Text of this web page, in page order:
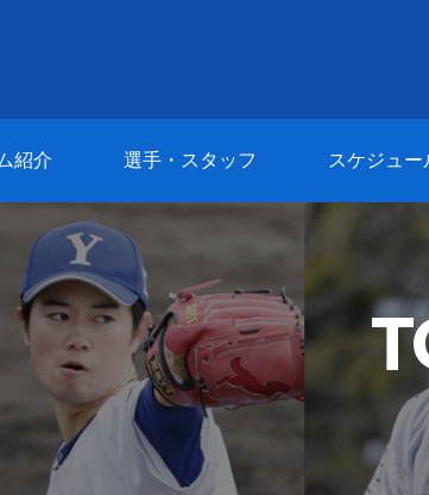
紹介 選手・スタッフ スケジュー